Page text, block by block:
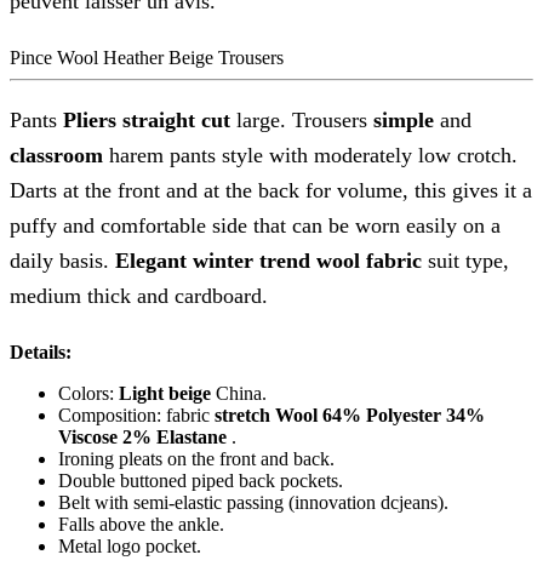
Pince Wool Heather Beige Trousers
Pants Pliers straight cut large. Trousers simple and
classroom harem pants style with moderately low crotch.
Darts at the front and at the back for volume, this gives it a
puffy and comfortable side that can be worn easily on a
daily basis. Elegant winter trend wool fabric suit type,
medium thick and cardboard.
Details:
Colors: Light beige China.
Composition: fabric stretch Wool 64% Polyester 34%
Viscose 2% Elastane .
Ironing pleats on the front and back.
Double buttoned piped back pockets.
Belt with semi-elastic passing (innovation dcjeans).
Falls above the ankle.
Metal logo pocket.